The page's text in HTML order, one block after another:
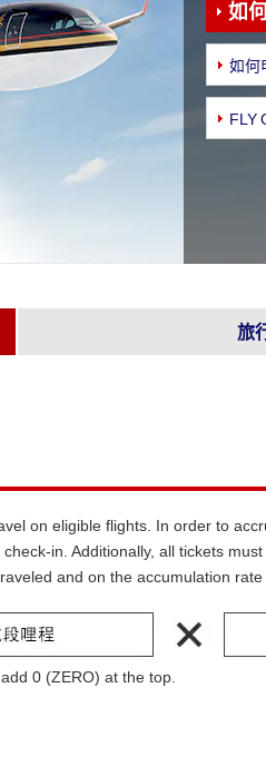
如
如何
FLY
旅
on eligible flights. In order to
in. Additionally, all tickets
and on the accumulation
0 (ZERO) at the top.